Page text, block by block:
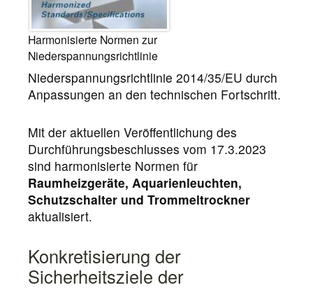
Harmonisierte Normen zur
Niederspannungsrichtlinie
Niederspannungsrichtlinie 2014/35/EU durch
Anpassungen an den technischen Fortschritt.
Mit der aktuellen Veröffentlichung des
Durchführungsbeschlusses vom 17.3.2023
sind harmonisierte Normen für
Raumheizgeräte, Aquarienleuchten,
Schutzschalter und Trommeltrockner
aktualisiert.
Konkretisierung der
Sicherheitsziele der